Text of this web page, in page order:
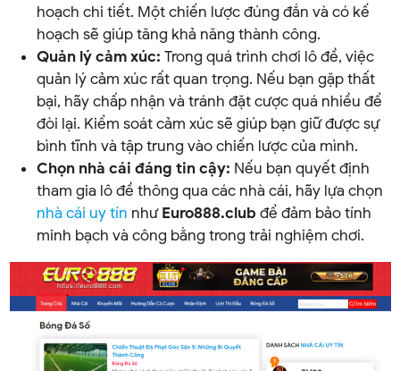
hoạch chi tiết. Một chiến lược đúng đắn và có kế
hoạch sẽ giúp tăng khả năng thành công.
Quản lý cảm xúc: Trong quá trình chơi lô đề, việc
quản lý cảm xúc rất quan trọng. Nếu bạn gặp thất
bại, hãy chấp nhận và tránh đặt cược quá nhiều để
đòi lại. Kiểm soát cảm xúc sẽ giúp bạn giữ được sự
bình tĩnh và tập trung vào chiến lược của mình.
Chọn nhà cái đáng tin cậy: Nếu bạn quyết định
tham gia lô đề thông qua các nhà cái, hãy lựa chọn
nhà cái uy tín nhưEuro888.club để đảm bảo tính
minh bạch và công bằng trong trải nghiệm chơi.